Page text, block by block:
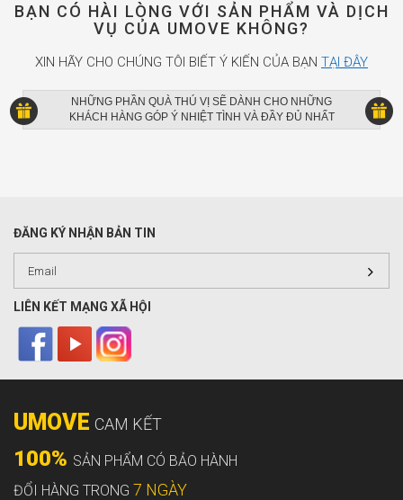
BẠN CÓ HÀI LÒNG VỚI SẢN PHẨM VÀ DỊCH
VỤ CỦA UMOVE KHÔNG?
XIN HÃY CHO CHÚNG TÔI BIẾT Ý KIẾN CỦA BẠN TẠI ĐÂY
NHỮNG PHẦN QUÀ THÚ VỊ SẼ DÀNH CHO NHỮNG
KHÁCH HÀNG GÓP Ý NHIỆT TÌNH VÀ ĐẦY ĐỦ NHẤT
ĐĂNG KÝ NHẬN BẢN TIN
LIÊN KẾT MẠNG XÃ HỘI
UMOVE CAM KẾT
100% SẢN PHẨM CÓ BẢO HÀNH
ĐỔI HÀNG TRONG 7 NGÀY